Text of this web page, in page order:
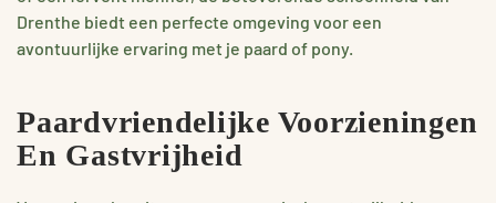
Drenthe biedt een perfecte omgeving voor een
avontuurlijke ervaring met je paard of pony.
Paardvriendelijke Voorzieningen
En Gastvrijheid